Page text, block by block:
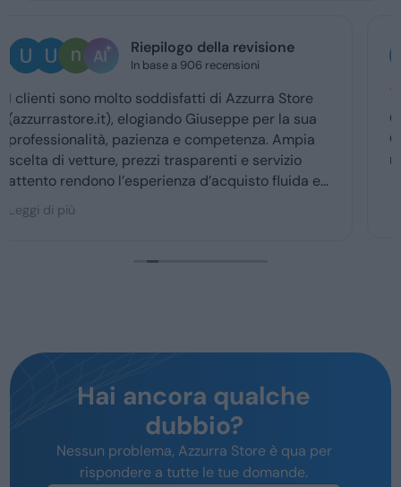
Ugo Brescia
1 giorno fa
Ottima esperienza con la vs concessionaria.
Giuseppe mi ha coccolato dal momenyo del
ritiro a quello della consegna . Grazie davvero
Hai ancora qualche
dubbio?
Nessun problema, Azzurra Store è qua per
rispondere a tutte le tue domande.